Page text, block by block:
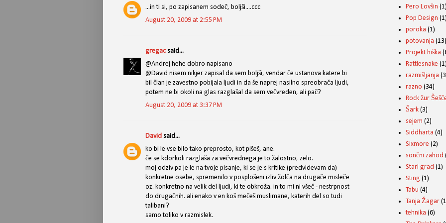
...in ti si, po zapisanem sodeč, boljši....ccc
August 20, 2009 at 2:55 PM
gregacsaid...
@Andrej hehe dobro napisano
@David nisem nikjer zapisal da sem boljši, vendar če ustanova katere bi
bil član je zavestno pobijala ljudi in da še naprej nasilno spreobrača ljudi,
potem ne bi okoli na glas razglašal da sem večvreden, ali pač?
August 20, 2009 at 3:37 PM
David said...
ko bi le vse bilo tako preprosto, kot pišeš, ane.
če se kdorkoli razglaša za večvrednega je to žalostno, zelo.
moj odziv pa je le na tvoje pisanje, ki se je s kritike (predvidevam da)
konkretne osebe, spremenilo v posplošeni izliv žolča na drugače misleče
oz. konkretno na velik del ljudi, ki te obkroža. in to mi ni všeč - nestrpnost
do drugačnih. ali enako v en koš mečeš muslimane, katerih del so tudi
talibani?
samo toliko v razmislek.
Pero Lovšin (1)
Pop Design (1)
poroka (1)
potovanja (13)
Projekt hiška
Rattlesnake (1)
razmišljanja
razno (34)
Rock žur
Šark (3)
sejem (2)
Siddharta (4)
Sixmore (2)
sončni zahod
Stari grad (1)
Sting (1)
Tabu (4)
Tanja Žagar
tehnika (6)